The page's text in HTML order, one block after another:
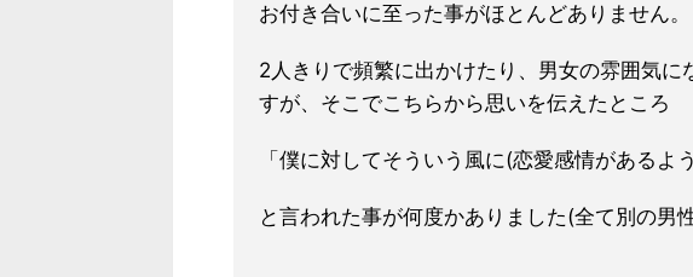
お付き合いに至った事がほとんどありません。
2人きりで頻繁に出かけたり、男女の雰囲気
すが、そこでこちらから思いを伝えたところ
「僕に対してそういう風に(恋愛感情があるよ
と言われた事が何度かありました(全て別の男